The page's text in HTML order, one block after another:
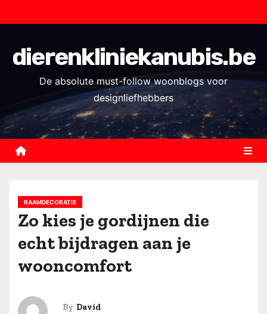
k
o
n
dierenkliniekanubis.be
De absolute must-follow woonblogs voor
designliefhebbers
RAAMDECORATIE
Zo kies je gordijnen die
echt bijdragen aan je
wooncomfort
By David